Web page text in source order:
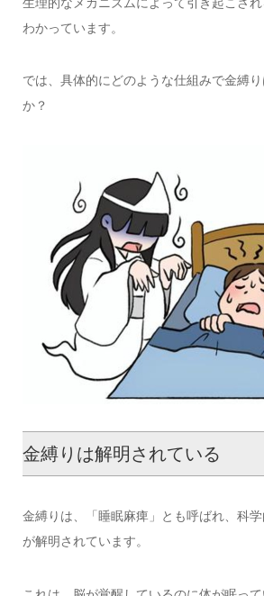
わかっています。
では、具体的にどのような仕組みで金縛
か？
金縛りは解明されている
金縛りは、「睡眠麻痺」とも呼ばれ、科
が解明されています。